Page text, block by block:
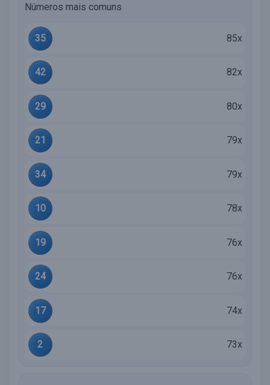
Números mais comuns
35 85x
42 82x
29 80x
21 79x
34 79x
10 78x
19 76x
24 76x
17 74x
2 73x